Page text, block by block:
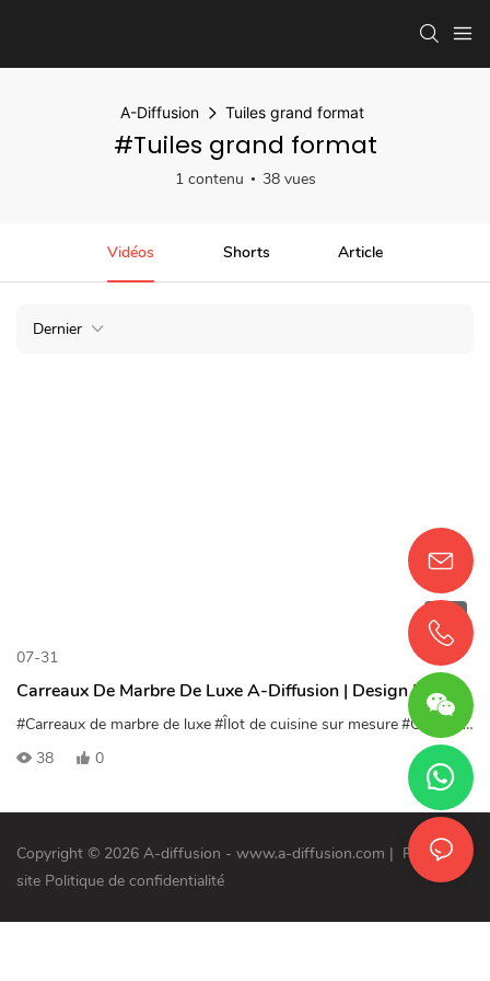
A-Diffusion Tuiles grand format
#Tuiles grand format
1 contenu 38 vues
Vidéos Shorts Article
Dernier
01:23
07-31
Carreaux De Marbre De Luxe A-Diffusion | Design De
Carreaux Haut De Gamme Pour Intérieur Et Sur Mesure
#Carreaux de marbre de luxe#Îlot de cuisine sur mesure#Carreaux StoneVein
38
0
Copyright © 2026 A-diffusion - www.a-diffusion.com | Plan du
site Politique de confidentialité